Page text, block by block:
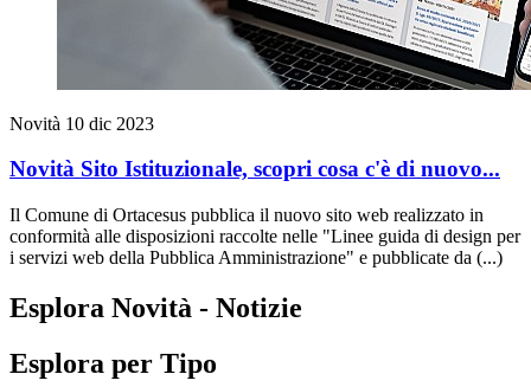
Novità 10 dic 2023
Novità Sito Istituzionale, scopri cosa c'è di nuovo...
Il Comune di Ortacesus pubblica il nuovo sito web realizzato in
conformità alle disposizioni raccolte nelle "Linee guida di design per
i servizi web della Pubblica Amministrazione" e pubblicate da (...)
Esplora Novità - Notizie
Esplora per Tipo